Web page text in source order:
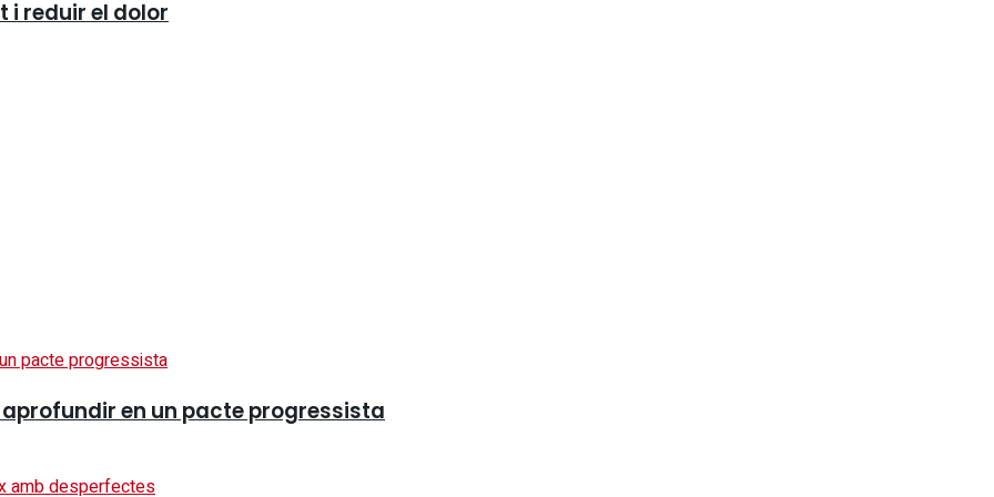
i reduir el dolor
en un pacte progressista